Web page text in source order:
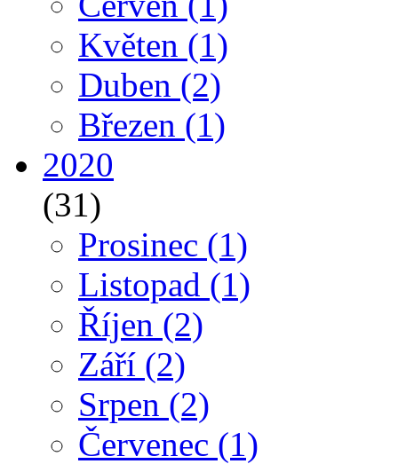
Květen (1)
Duben (2)
Březen (1)
2020
(31)
Prosinec (1)
Listopad (1)
Říjen (2)
Září (2)
Srpen (2)
Červenec (1)